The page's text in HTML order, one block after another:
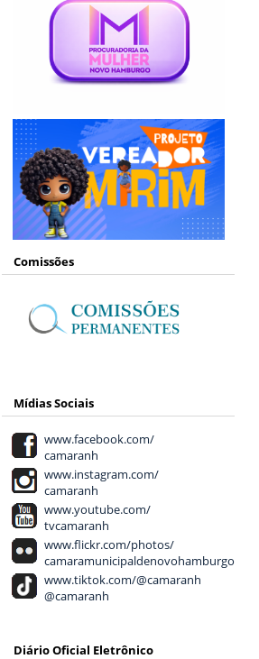
Comissões
Mídias Sociais
www.facebook.com/
camaranh
www.instagram.com/
camaranh
www.youtube.com/
tvcamaranh
www.flickr.com/photos/
camaramunicipaldenovohamburgo
www.tiktok.com/@camaranh
@camaranh
Diário Oficial Eletrônico